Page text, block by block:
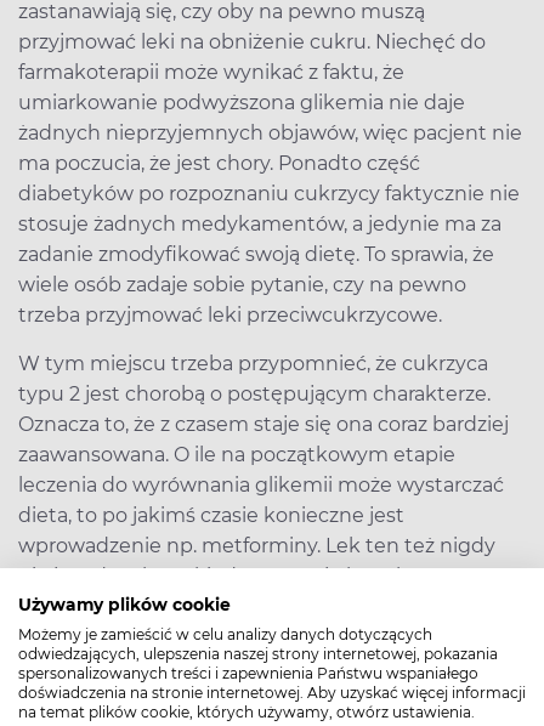
Używamy plików cookie
Możemy je zamieścić w celu analizy danych dotyczących
odwiedzających, ulepszenia naszej strony internetowej, pokazania
spersonalizowanych treści i zapewnienia Państwu wspaniałego
doświadczenia na stronie internetowej. Aby uzyskać więcej informacji
na temat plików cookie, których używamy, otwórz ustawienia.
zastanawiają się, czy oby na pewno muszą
przyjmować leki na obniżenie cukru. Niechęć do
farmakoterapii może wynikać z faktu, że
umiarkowanie podwyższona glikemia nie daje
żadnych nieprzyjemnych objawów, więc pacjent nie
ma poczucia, że jest chory. Ponadto część
diabetyków po rozpoznaniu cukrzycy faktycznie nie
stosuje żadnych medykamentów, a jedynie ma za
zadanie zmodyfikować swoją dietę. To sprawia, że
wiele osób zadaje sobie pytanie, czy na pewno
trzeba przyjmować leki przeciwcukrzycowe.
W tym miejscu trzeba przypomnieć, że cukrzyca
typu 2 jest chorobą o postępującym charakterze.
Oznacza to, że z czasem staje się ona coraz bardziej
zaawansowana. O ile na początkowym etapie
leczenia do wyrównania glikemii może wystarczać
dieta, to po jakimś czasie konieczne jest
wprowadzenie np. metforminy. Lek ten też nigdy
nie jest docelowy, kiedy przestaje być skuteczny,
lekarz wprowadza do terapii preparaty o innych
mechanizmach działania. W ten sposób, oddziałując
na glikemię z różnych stron, można ją skuteczniej
utrzymywać w granicach normy, a tym samym